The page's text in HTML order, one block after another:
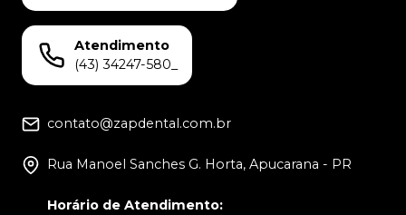
Atendimento
(43) 34247-580_
contato@zapdental.com.br
Rua Manoel Sanches G. Horta, Apucarana - PR
Horário de Atendimento: